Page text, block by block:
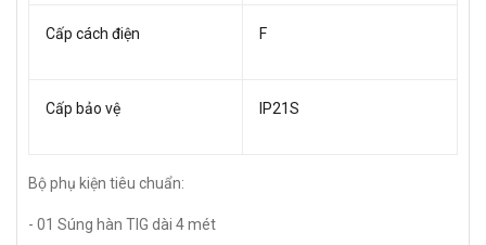
Cấp cách điện F
Cấp bảo vệ IP21S
Bộ phụ kiện tiêu chuẩn:
- 01 Súng hàn TIG dài 4 mét